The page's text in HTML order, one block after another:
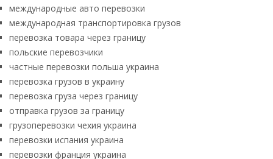
международные авто перевозки
международная транспортировка грузов
перевозка товара через границу
польские перевозчики
частные перевозки польша украина
перевозка грузов в украину
перевозка груза через границу
отправка грузов за границу
грузоперевозки чехия украина
перевозки испания украина
перевозки франция украина